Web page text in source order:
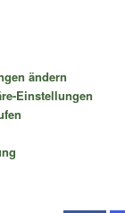
ändern
Einstellungen